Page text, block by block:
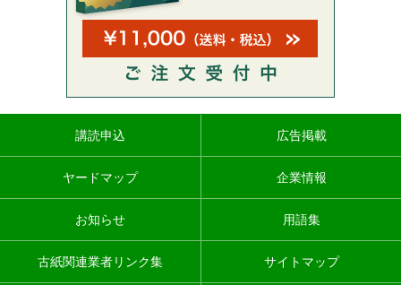
講読申込 広告掲載
ヤードマップ 企業情報
お知らせ 用語集
古紙関連業者リンク集 サイトマップ